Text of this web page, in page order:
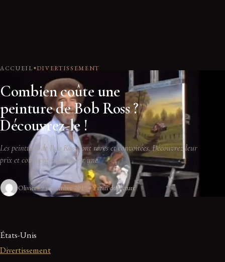
ACCUEIL DIVERTISSEMENT
Combien coûte une
peinture de Bob Ross ?
Découvrez-le !
Les peintures de Bob Ross sont rares et convoitées. Découvrez leur
prix et comment en acquérir une.
Olivier 9 septembre 2019 5 min de lecture
États-Unis
Divertissement